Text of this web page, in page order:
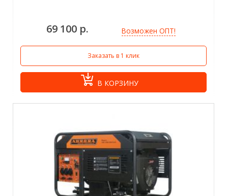
69 100 р. Возможен ОПТ!
Заказать в 1 клик
В КОРЗИНУ